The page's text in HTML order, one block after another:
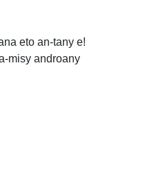
eto an-tany e!
misy androany